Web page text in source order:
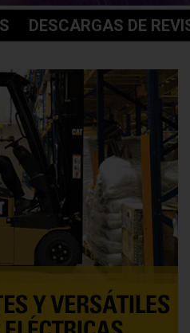
DESCARGAS DE